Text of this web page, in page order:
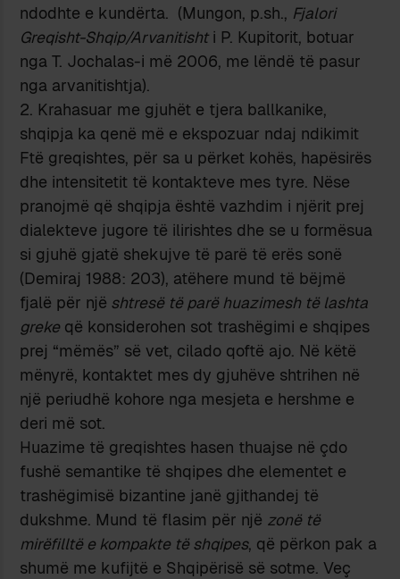
ndodhte e kundërta. (Mungon, p.sh., Fjalori
Greqisht-Shqip/Arvanitishti P. Kupitorit, botuar
nga T. Jochalas-i më 2006, me lëndë të pasur
nga arvanitishtja).
2. Krahasuar me gjuhët e tjera ballkanike,
shqipja ka qenë më e ekspozuar ndaj ndikimit
Ftë greqishtes, për sa u përket kohës, hapësirës
dhe intensitetit të kontakteve mes tyre. Nëse
pranojmë që shqipja është vazhdim i njërit prej
dialekteve jugore të ilirishtes dhe se u formësua
si gjuhë gjatë shekujve të parë të erës sonë
(Demiraj 1988: 203), atëhere mund të bëjmë
fjalë për një shtresë të parë huazimesh të lashta
greke që konsiderohen sot trashëgimi e shqipes
prej “mëmës” së vet, cilado qoftë ajo. Në këtë
mënyrë, kontaktet mes dy gjuhëve shtrihen në
një periudhë kohore nga mesjeta e hershme e
deri më sot.
Huazime të greqishtes hasen thuajse në çdo
fushë semantike të shqipes dhe elementet e
trashëgimisë bizantine janë gjithandej të
dukshme. Mund të flasim për një zonë të
mirëfilltë e kompakte të shqipes, që përkon pak a
shumë me kufijtë e Shqipërisë së sotme. Veç